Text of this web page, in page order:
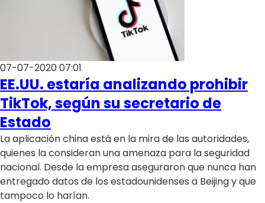
07-07-2020 07:01
EE.UU. estaría analizando prohibir
TikTok, según su secretario de
Estado
La aplicación china está en la mira de las autoridades,
quienes la consideran una amenaza para la seguridad
nacional. Desde la empresa aseguraron que nunca han
entregado datos de los estadounidenses a Beijing y que
tampoco lo harían.